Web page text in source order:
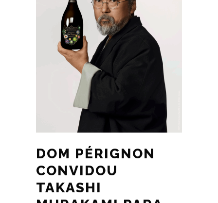
DOM PÉRIGNON
CONVIDOU
TAKASHI